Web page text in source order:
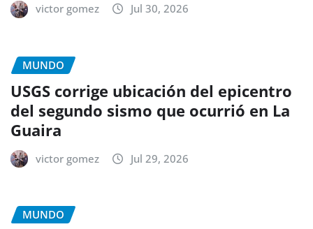
victor gomez Jul 30, 2026
MUNDO
USGS corrige ubicación del epicentro
del segundo sismo que ocurrió en La
Guaira
victor gomez Jul 29, 2026
MUNDO